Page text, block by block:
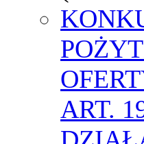
ART.